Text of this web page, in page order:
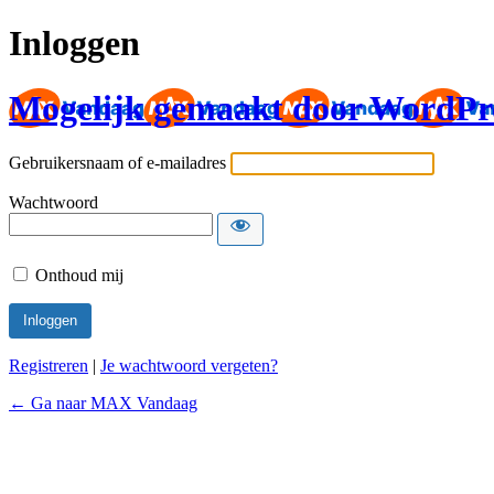
Inloggen
Mogelijk gemaakt door
Gebruikersnaam of e-mailadres
Wachtwoord
Onthoud mij
Registreren | Je wachtwoord vergeten?
← Ga naar MAX Vandaag